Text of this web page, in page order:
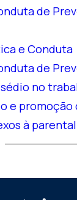
de
e Conduta
de
no
e promoção
à